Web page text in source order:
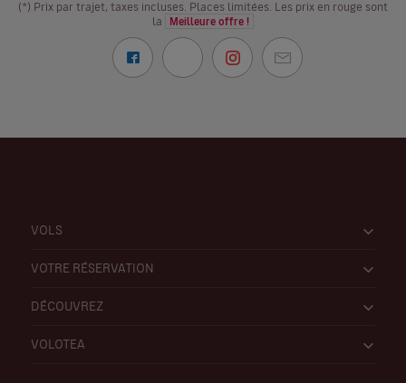
(*) Prix par trajet, taxes incluses. Places limitées. Les prix en rouge sont
la
Meilleure offre !
VOLS
VOTRE RÉSERVATION
DÉCOUVREZ
VOLOTEA